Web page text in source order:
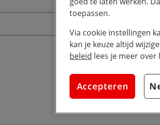
Wissen
toepassen.
Via cookie instellingen
kan je keuze altijd
beleid lees je meer
Accepteren